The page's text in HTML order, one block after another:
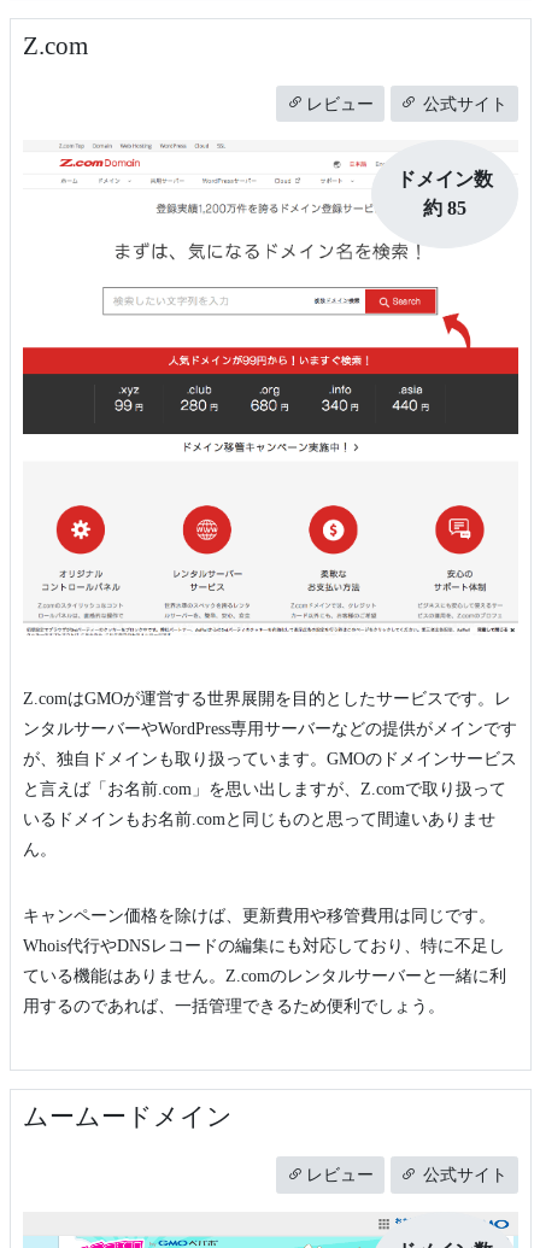
Z.com
レビュー 公式サイト
ドメイン数
約 85
Z.comはGMOが運営する世界展開を目的としたサービスです。レ
ンタルサーバーやWordPress専用サーバーなどの提供がメインです
が、独自ドメインも取り扱っています。GMOのドメインサービス
と言えば「お名前.com」を思い出しますが、Z.comで取り扱って
いるドメインもお名前.comと同じものと思って間違いありませ
ん。
キャンペーン価格を除けば、更新費用や移管費用は同じです。
Whois代行やDNSレコードの編集にも対応しており、特に不足し
ている機能はありません。Z.comのレンタルサーバーと一緒に利
用するのであれば、一括管理できるため便利でしょう。
ムームードメイン
レビュー 公式サイト